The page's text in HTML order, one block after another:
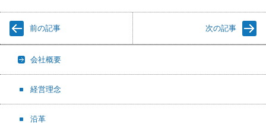
前の記事 次の記事
会社概要
経営理念
沿革